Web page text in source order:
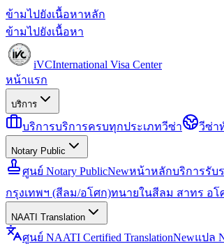
ข้ามไปยังเนื้อหาหลัก
ข้ามไปยังเนื้อหา
iVCInternational Visa Center
หน้าแรก
บริการ
บริการบริการครบทุกประเภทวีซ่า วีซ่า
Notary Public
ศูนย์ Notary PublicNewหน้าหลักบริการรับ
กรุงเทพฯ (สีลม/อโศก)ทนายในสีลม สาทร อโ
NAATI Translation
ศูนย์ NAATI Certified TranslationNewแปล